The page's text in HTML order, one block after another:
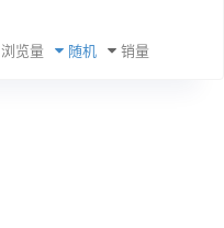
浏览量 随机 销量